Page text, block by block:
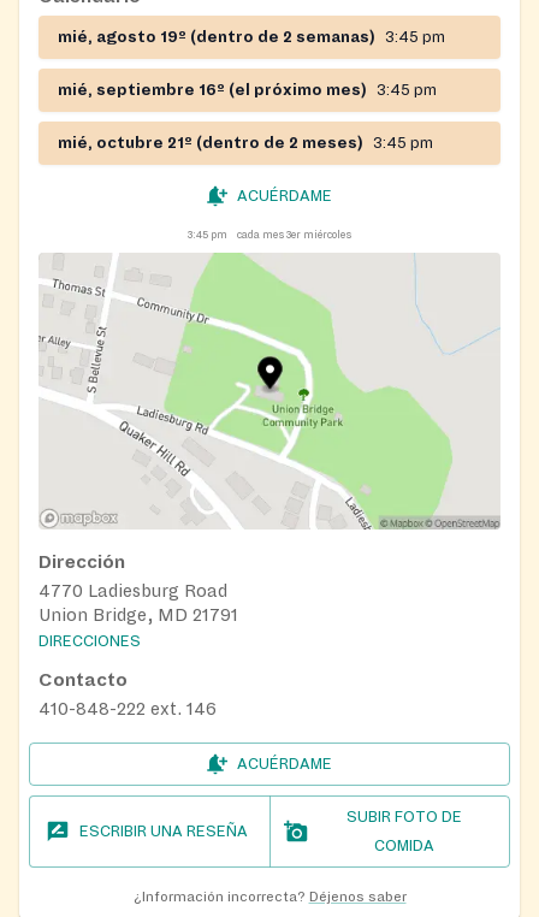
mié, agosto 19º (dentro de 2 semanas) 3:45 pm
mié, septiembre 16º (el próximo mes) 3:45 pm
mié, octubre 21º (dentro de 2 meses) 3:45 pm
ACUÉRDAME
3:45 pm cada mes 3er miércoles
Dirección
4770 Ladiesburg Road
Union Bridge, MD 21791
DIRECCIONES
Contacto
410-848-222 ext. 146
ACUÉRDAME
ESCRIBIR UNA RESEÑA
SUBIR FOTO DE
COMIDA
¿Información incorrecta? Déjenos saber